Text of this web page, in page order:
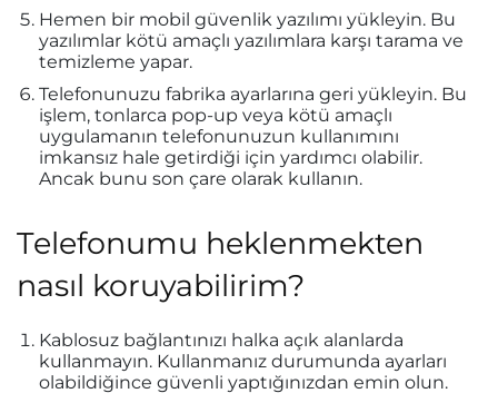
Hemen bir mobil güvenlik yazılımı yükleyin. Bu
yazılımlar kötü amaçlı yazılımlara karşı tarama ve
temizleme yapar.
Telefonunuzu fabrika ayarlarına geri yükleyin. Bu
işlem, tonlarca pop-up veya kötü amaçlı
uygulamanın telefonunuzun kullanımını
imkansız hale getirdiği için yardımcı olabilir.
Ancak bunu son çare olarak kullanın.
Telefonumu heklenmekten
nasıl koruyabilirim?
Kablosuz bağlantınızı halka açık alanlarda
kullanmayın. Kullanmanız durumunda ayarları
olabildiğince güvenli yaptığınızdan emin olun.